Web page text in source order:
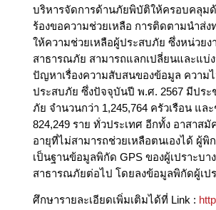
บริหารจัดการด้านภัยพิบัติให้ครอบคลุม
ร้องขอความช่วยเหลือ การติดตามนำส่ง
ให้ความช่วยเหลือผู้ประสบภัย ซึ่งหน่วย
สาธารณภัย สามารถแลกเปลี่ยนและแบ่
ปัญหาเรื่องความสับสนของข้อมูล ความ
ประสบภัย ซึ่งปัจจุบันปี พ.ศ. 2567 มีปร
ภัย จำนวนกว่า 1,245,764 ครัวเรือน แ
824,249 ราย ทั่วประเทศ อีกทั้ง อาสา
อายุที่ไม่สามารถช่วยเหลือตนเองได้ ผู้
เป็นฐานข้อมูลพิกัด GPS ของผู้เปราะบา
สาธารณภัยต่อไป โดยลงข้อมูลพิกัดผู้เปร
ศึกษารายละเอียดเพิ่มเติมได้ที่ Link :